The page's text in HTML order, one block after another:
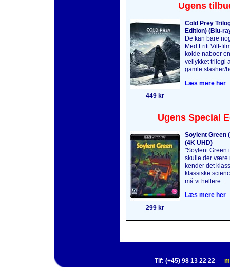
Ugens
Cold Prey
Edition) (Blu-
De kan bare
Med Fritt Vilt-
kolde naboer
vellykket trilogi
gamle slasher/
Læs mere her
449 kr
Ugens Special
Soylent Green
(4K UHD)
"Soylent Green
skulle der være
kender det
klassiske
må vi hellere...
Læs mere her
299 kr
Tlf: (+45) 98 13 22 22